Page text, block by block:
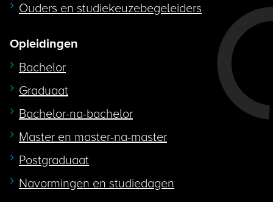
Ouders en studiekeuzebegeleiders
Opleidingen
Bachelor
Graduaat
Bachelor-na-bachelor
Master en master-na-master
Postgraduaat
Navormingen en studiedagen